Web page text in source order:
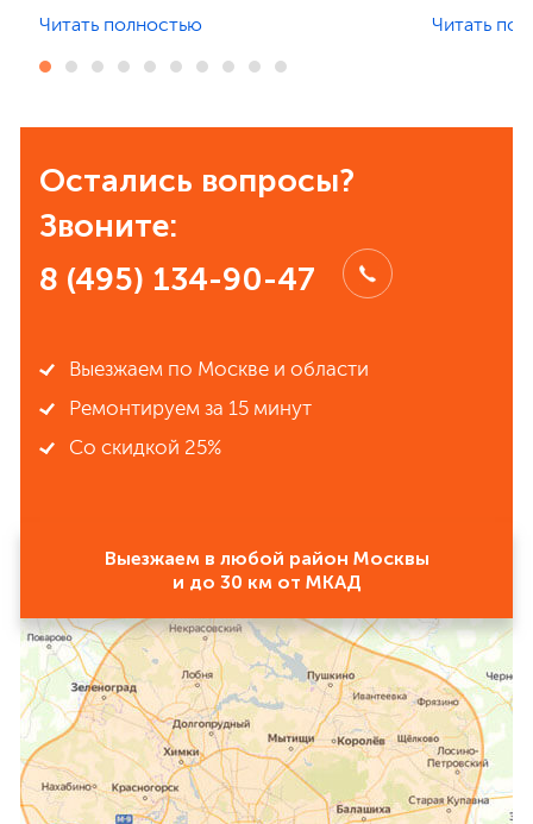
отзвонились по итогам осмотра,
порадовал, без лишнего ожидания и
рекомендовать всем знакомым.
Читать полностью Читать
Остались вопросы?
Звоните:
8 (495) 134-90-47
Выезжаем по Москве и области
Ремонтируем за 15 минут
Со скидкой 25%
Выезжаем в любой район Москвы
и до 30 км от МКАД